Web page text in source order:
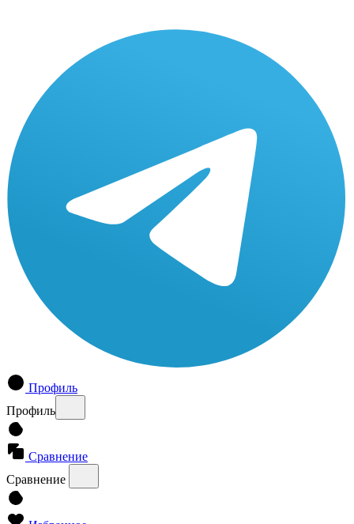
Профиль
Профиль
Сравнение
Сравнение